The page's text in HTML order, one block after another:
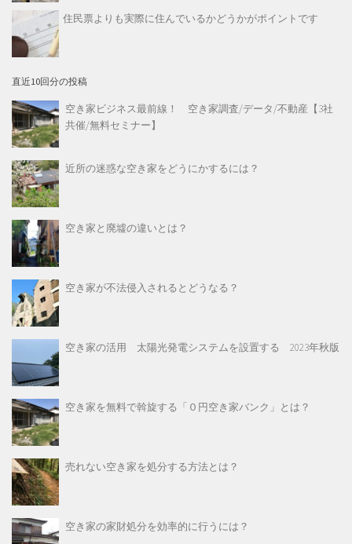
住民票よりも実際に住んでいるかどうかがポイントです
直近10回分の投稿
空き家ビジネス最前線！ 空き家調査/データ/不動産【3社
共催/無料セミナー】
近所の迷惑な空き家をどうにかするには？
空き家と廃墟の違いとは？
空き家が不法侵入されるとどうなる？
空き家の活用 太陽光発電システムを設置する 2023年秋版
空き家を無料で斡旋する「０円空き家バンク」とは？
売れない空き家を処分する方法とは？
空き家の家財処分を効率的に行うには？